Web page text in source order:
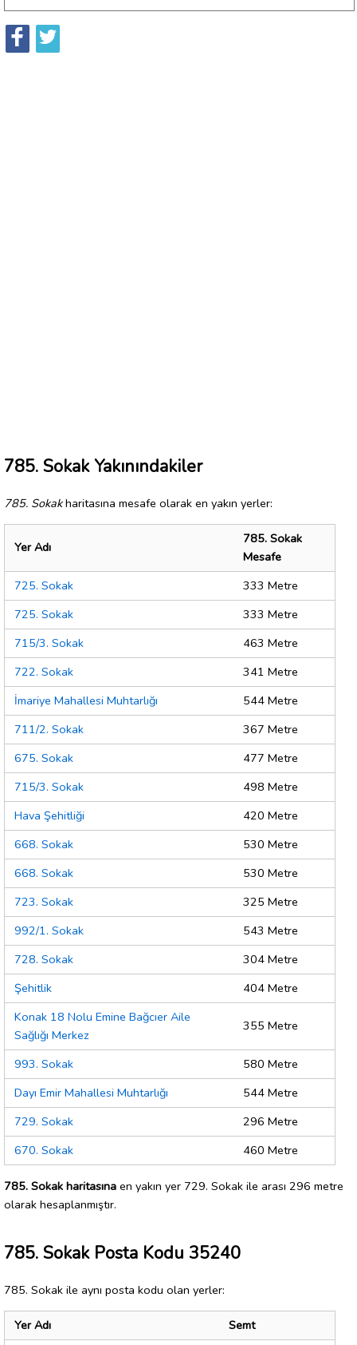
785. Sokak Yakınındakiler
785. Sokakharitasına mesafe olarak en yakın yerler:
Yer Adı
785. Sokak
Mesafe
725. Sokak
333 Metre
725. Sokak
333 Metre
715/3. Sokak
463 Metre
722. Sokak
341 Metre
İmariye Mahallesi Muhtarlığı
544 Metre
711/2. Sokak
367 Metre
675. Sokak
477 Metre
715/3. Sokak
498 Metre
Hava Şehitliği
420 Metre
668. Sokak
530 Metre
668. Sokak
530 Metre
723. Sokak
325 Metre
992/1. Sokak
543 Metre
728. Sokak
304 Metre
Şehitlik
404 Metre
Konak 18 Nolu Emine Bağcıer Aile
Sağlığı Merkez
355 Metre
993. Sokak
580 Metre
Dayı Emir Mahallesi Muhtarlığı
544 Metre
729. Sokak
296 Metre
670. Sokak
460 Metre
785. Sokak haritasına en yakın yer 729. Sokak ile arası 296 metre
olarak hesaplanmıştır.
785. Sokak Posta Kodu 35240
785. Sokak ile aynı posta kodu olan yerler:
Yer Adı
Semt